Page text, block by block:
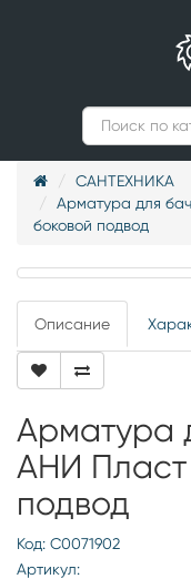
САНТЕХНИКА
Арматура для
боковой подвод
Описание
Арматура
АНИ Пласт
подвод
Код: С0071902
Артикул: